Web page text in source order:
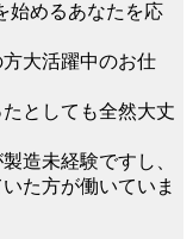
始めるあなたを応
大活躍中のお仕
としても全然大丈
造未経験ですし、
た方が働いていま